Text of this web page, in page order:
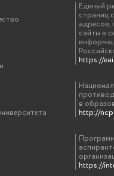
Единый
страниц
адресов,
сайты в
https://
в
http://
https://